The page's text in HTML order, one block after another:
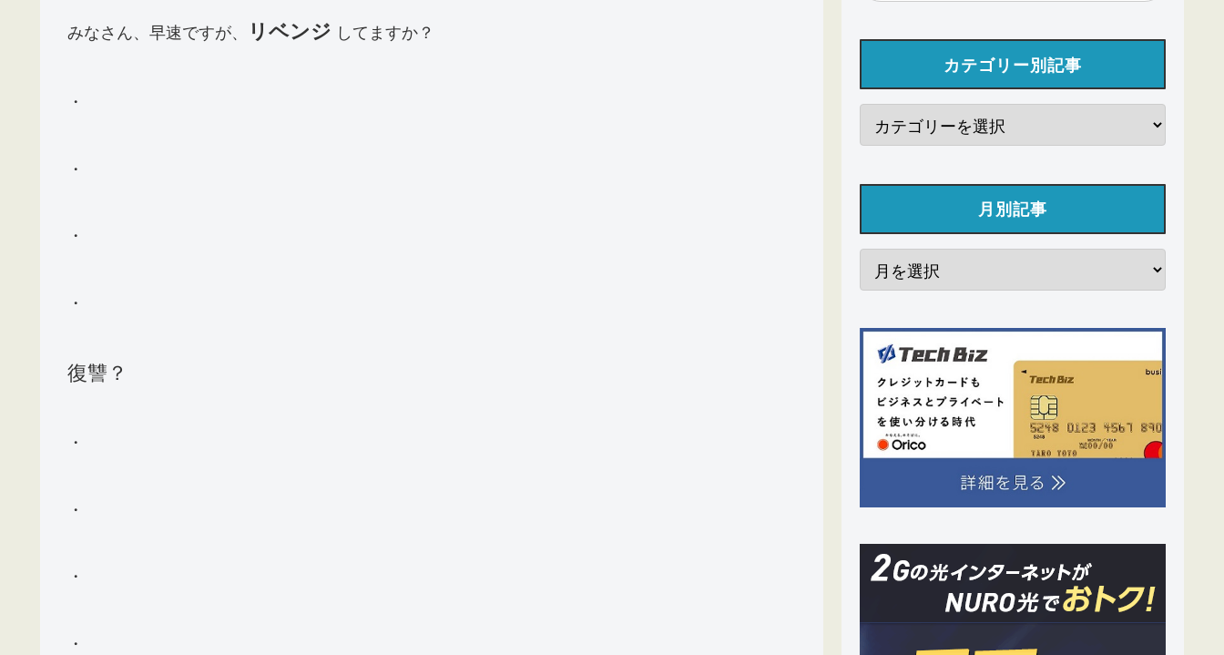
みなさん、早速ですが、 リベンジ してますか？
・
・
・
・
復讐？
・
・
・
・
カテゴリー別記事
月別記事